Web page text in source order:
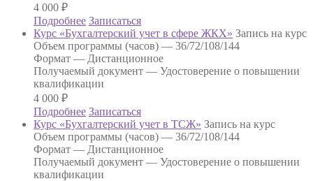
4 000 ₽
Подробнее Записаться
Курс «Бухгалтерский учет в сфере ЖКХ» Запись на курс
Объем программы (часов) — 36/72/108/144
Формат — Дистанционное
Получаемый документ — Удостоверение о повышении
квалификации
4 000 ₽
Подробнее Записаться
Курс «Бухгалтерский учет в ТСЖ» Запись на курс
Объем программы (часов) — 36/72/108/144
Формат — Дистанционное
Получаемый документ — Удостоверение о повышении
квалификации